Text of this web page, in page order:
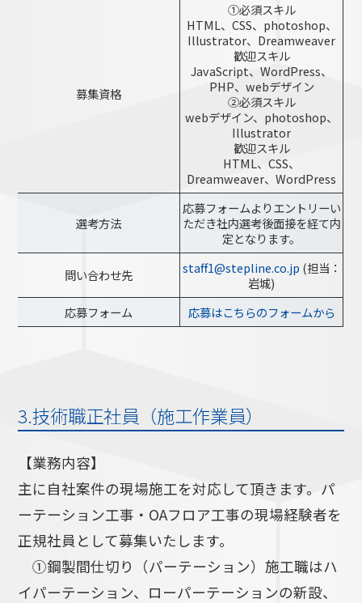
募集資格
①必須スキル
HTML、CSS、photoshop、
Illustrator、Dreamweaver
歓迎スキル
JavaScript、WordPress、
PHP、webデザイン
②必須スキル
webデザイン、photoshop、
Illustrator
歓迎スキル
HTML、CSS、
Dreamweaver、WordPress
選考方法
応募フォームよりエントリーい
ただき社内選考後面接を経て内
定となります。
問い合わせ先 staff1@stepline.co.jp (担当：
岩城)
応募フォーム
応募はこちらのフォームから
3.技術職正社員（施工作業員）
【業務内容】
主に自社案件の現場施工を対応して頂きます。パ
ーテーション工事・OAフロア工事の現場経験者を
正規社員として募集いたします。
①鋼製間仕切り（パーテーション）施工職はハ
イパーテーション、ローパーテーションの新設、